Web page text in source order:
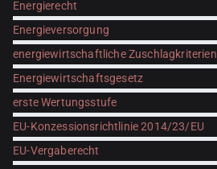
Energierecht
Energieversorgung
energiewirtschaftliche Zuschlagkriterien
Energiewirtschaftsgesetz
erste Wertungsstufe
EU-Konzessionsrichtlinie 2014/23/EU
EU-Vergaberecht